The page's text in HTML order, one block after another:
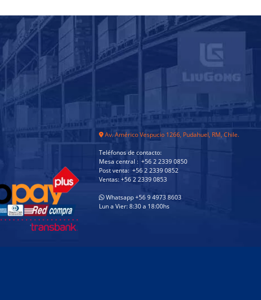
Av. Américo Vespucio 1266, Pudahuel, RM, Chile.
Teléfonos de contacto:
Mesa central : +56 2 2339 0850
Post venta: +56 2 2339 0852
Ventas: +56 2 2339 0853
Whatsapp +56 9 4973 8603
Lun a Vier: 8:30 a 18:00hs